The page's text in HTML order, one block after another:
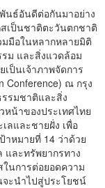
นธ์อันดีต่อกันมาอย่าง
เป็นชาติตะวันตกชาติ
มือในหลากหลายมิติ
ม และสิ่งแวดล้อม
ป็นเจ้าภาพจัดการ
Conference) ณ กรุง
รมชาติและสิ่ง
น้าของประเทศไทย
ลและชายฝั่ง เพื่อ
หมายที่ 14 ว่าด้วย
และทรัพยากรทาง
นการต่อยอดความ
ะนำไปสู่ประโยชน์